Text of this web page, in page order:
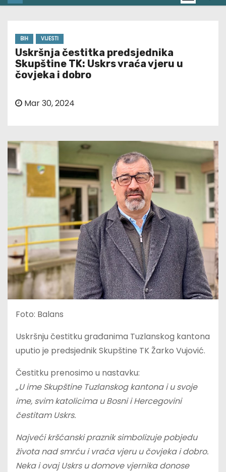
BIH VIJESTI
Uskršnja čestitka predsjednika
Skupštine TK: Uskrs vraća vjeru u
čovjeka i dobro
Mar 30, 2024
Foto: Balans
Uskršnju čestitku građanima Tuzlanskog kantona
uputio je predsjednik Skupštine TK Žarko Vujović.
Čestitku prenosimo u nastavku:
„U ime Skupštine Tuzlanskog kantona i u svoje
ime, svim katolicima u Bosni i Hercegovini
čestitam Uskrs.
Najveći kršćanski praznik simbolizuje pobjedu
života nad smrću i vraća vjeru u čovjeka i dobro.
Neka i ovaj Uskrs u domove vjernika donose